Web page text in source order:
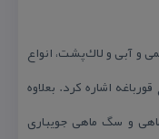
و آبی و لاك‌پشت، انواع
اشاره كرد. بعلاوه
و سگ ماهی جویباری